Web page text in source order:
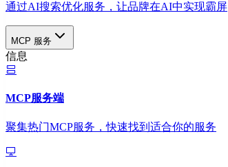
通过AI搜索优化服务，让品牌在AI中实现霸屏
MCP 服务
信息
MCP服务端
聚集热门MCP服务，快速找到适合你的服务